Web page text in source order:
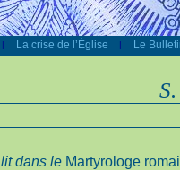
| La crise de l’Église | Le
dans le Martyrologe